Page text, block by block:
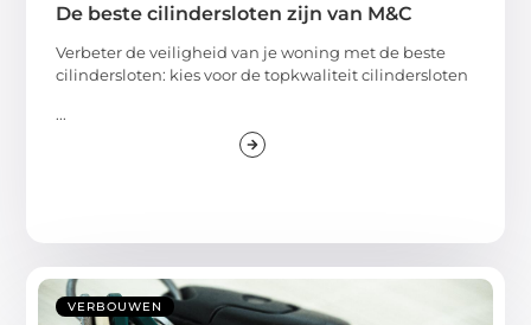
De beste cilindersloten zijn van M&C
Verbeter de veiligheid van je woning met de beste
cilindersloten: kies voor de topkwaliteit cilindersloten
...
VERBOUWEN